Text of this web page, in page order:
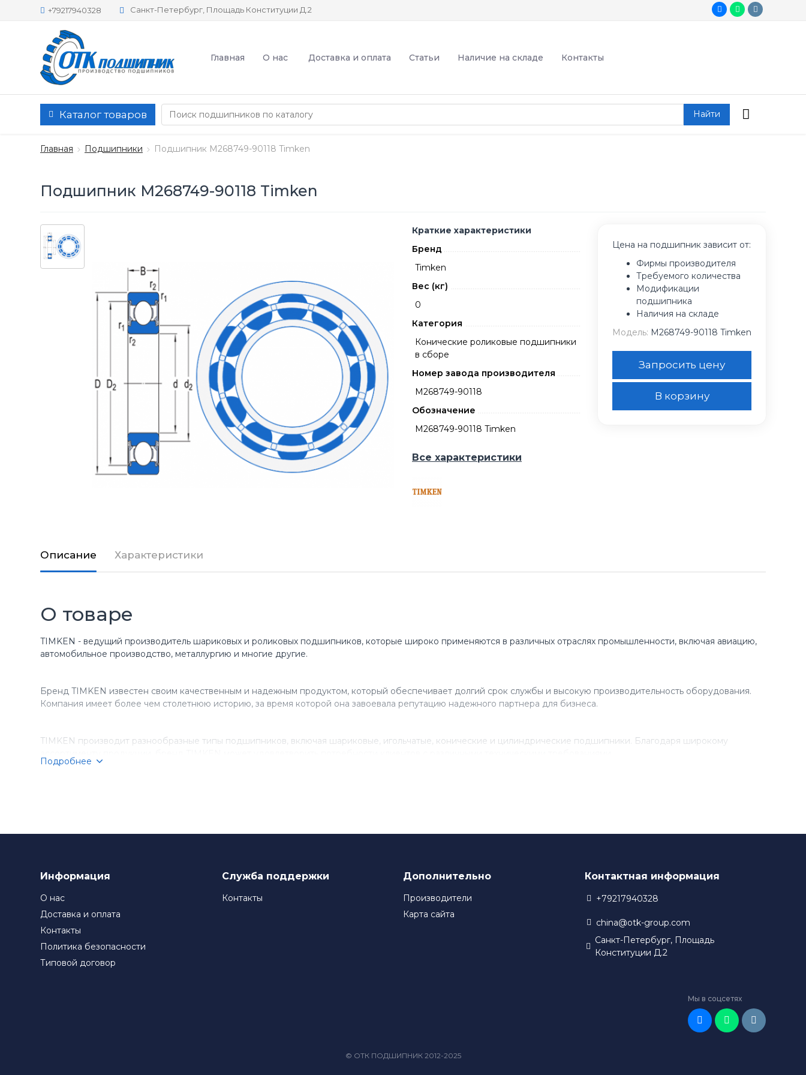
+79217940328 Санкт-Петербург, Площадь Конституции Д.2
Главная О нас Доставка и оплата Статьи Наличие на складе Контакты
Каталог товаров Найти
Главная Подшипники Подшипник M268749-90118 Timken
Подшипник M268749-90118 Timken
Краткие характеристики
Бренд
Timken
Вес (кг)
0
Категория
Конические роликовые подшипники
в сборе
Номер завода производителя
M268749-90118
Обозначение
M268749-90118 Timken
Все характеристики
Цена на подшипник зависит от:
Фирмы производителя
Требуемого количества
Модификации
подшипника
Наличия на складе
Модель: M268749-90118 Timken
Запросить цену
В корзину
Описание Характеристики
О товаре
TIMKEN - ведущий производитель шариковых и роликовых подшипников, которые широко применяются в различных отраслях промышленности, включая авиацию,
автомобильное производство, металлургию и многие другие.
Бренд TIMKEN известен своим качественным и надежным продуктом, который обеспечивает долгий срок службы и высокую производительность оборудования.
Компания имеет более чем столетнюю историю, за время которой она завоевала репутацию надежного партнера для бизнеса.
TIMKEN производит разнообразные типы подшипников, включая шариковые, игольчатые, конические и цилиндрические подшипники. Благодаря широкому
Подробнее
Информация
О нас
Доставка и оплата
Контакты
Политика безопасности
Типовой договор
Служба поддержки
Контакты
Дополнительно
Производители
Карта сайта
Контактная информация
+79217940328
china@otk-group.com
Санкт-Петербург, Площадь
Конституции Д.2
Мы в соцсетях
© ОТК ПОДШИПНИК 2012-2025